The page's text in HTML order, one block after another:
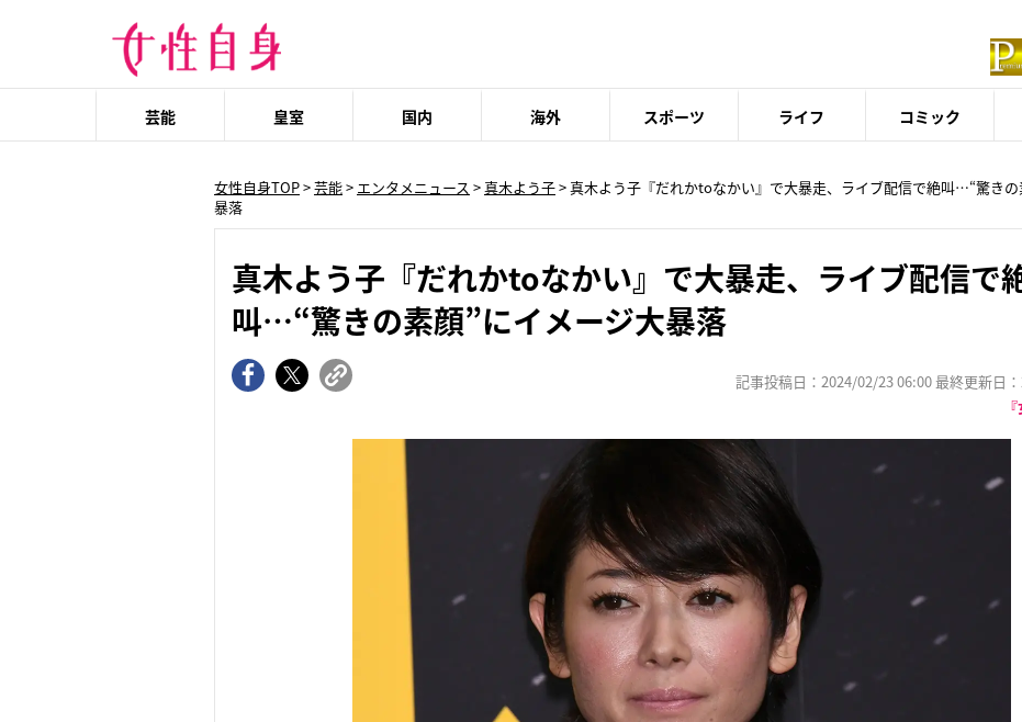
芸能 皇室 国内 海外 スポーツ ライフ コミック
女性自身TOP>芸能> エンタメニュース >真木よう子> 真木よう子『だれかtoなかい』で大暴走、ライブ配信で絶叫…“驚き
暴落
真木よう子『だれかtoなかい』で大暴走、ライブ配信で
叫…“驚きの素顔”にイメージ大暴落
記事投稿日：2024/02/23 06:00 最終更新日